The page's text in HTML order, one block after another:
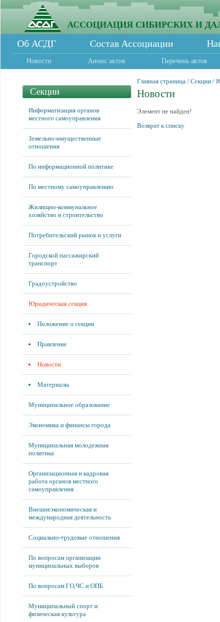
АССОЦИАЦИЯ СИБИРСКИХ И
Об АСДГ Состав Ассоциации
Новости Анонс актов Перечень актов
Секции
Информатизация органов
местного самоуправления
Земельно-имущественные
отношения
По информационной политике
По местному самоуправлению
Жилищно-коммунальное
хозяйство и строительство
Потребительский рынок и услуги
Городской пассажирский
транспорт
Градоустройство
Юридическая секция
Положение о секции
Правление
Новости
Материалы
Муниципальное образование
Экономика и финансы города
Муниципальная молодежная
политика
Организационная и кадровая
работа органов местного
самоуправления
Внешнеэкономическая и
международная деятельность
Социально-трудовые отношения
По вопросам организации
муниципальных выборов
По вопросам ГО,ЧС и ОПБ
Муниципальный спорт и
физическая культура
Главная страница / Секции /
Новости
Элемент не найден!
Возврат к списку